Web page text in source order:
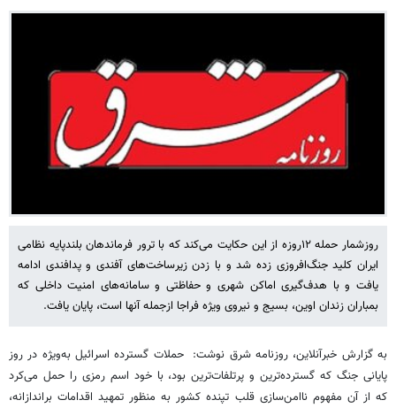
روزشمار حمله ۱۲‌روزه از این حکایت می‌کند که با ترور فرماندهان بلندپایه نظامی
ایران کلید جنگ‌افروزی زده شد و با زدن زیرساخت‌های آفندی و پدافندی ادامه
یافت و با هدف‌گیری اماکن شهری و حفاظتی و سامانه‌های امنیت داخلی که
بمباران زندان اوین، بسیج و نیروی ویژه فراجا ازجمله آنها است، پایان یافت.
به گزارش خبرآنلاین، روزنامه شرق نوشت: حملات گسترده اسرائیل به‌ویژه در روز
پایانی جنگ که گسترده‌ترین و پرتلفات‌ترین بود، با خود اسم رمزی را حمل می‌کرد
که از آن مفهوم ناامن‌سازی قلب تپنده کشور به منظور تمهید اقدامات براندازانه،